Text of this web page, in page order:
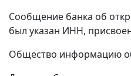
Сообщение банка об
был указан ИНН,
Общество информацию об